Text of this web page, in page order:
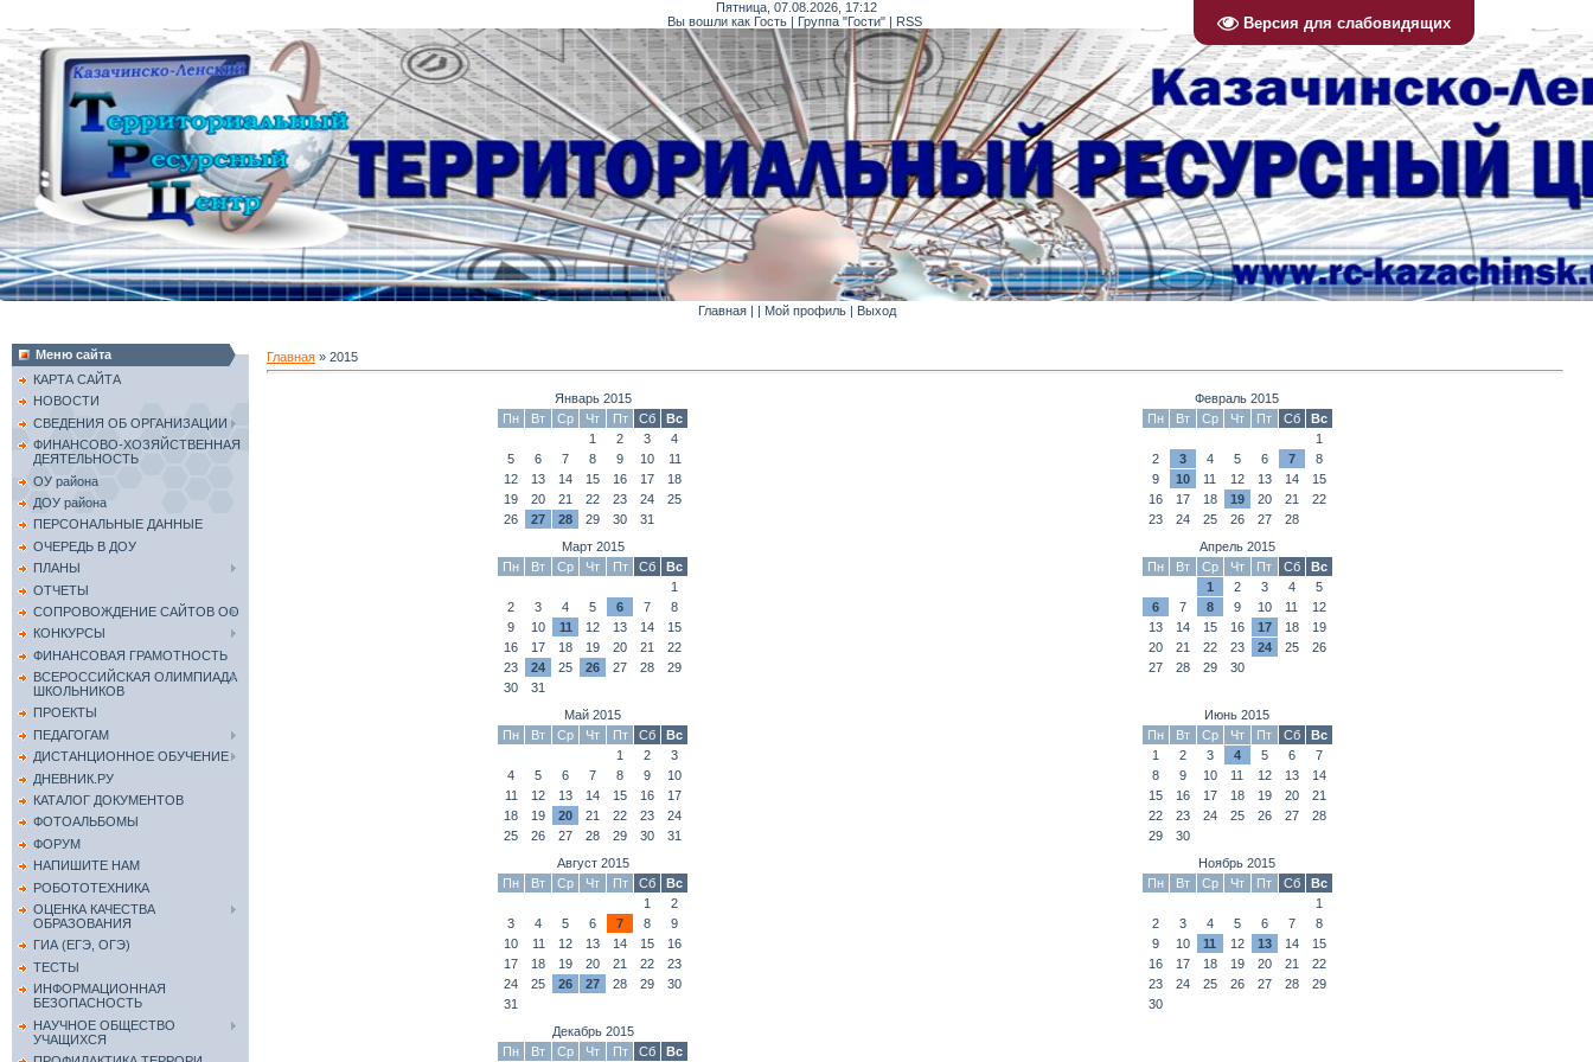
Версия для слабовидящих
Пятница, 07.08.2026, 17:12
Вы вошли как Гость | Группа "Гости" | RSS
Главная | | Мой профиль | Выход
Меню сайта
КАРТА САЙТА
НОВОСТИ
СВЕДЕНИЯ ОБ ОРГАНИЗАЦИИ
ФИНАНСОВО-ХОЗЯЙСТВЕННАЯ
ДЕЯТЕЛЬНОСТЬ
ОУ района
ДОУ района
ПЕРСОНАЛЬНЫЕ ДАННЫЕ
ОЧЕРЕДЬ В ДОУ
ПЛАНЫ
ОТЧЕТЫ
СОПРОВОЖДЕНИЕ САЙТОВ ОО
КОНКУРСЫ
ФИНАНСОВАЯ ГРАМОТНОСТЬ
ВСЕРОССИЙСКАЯ ОЛИМПИАДА
ШКОЛЬНИКОВ
ПРОЕКТЫ
ПЕДАГОГАМ
ДИСТАНЦИОННОЕ ОБУЧЕНИЕ
ДНЕВНИК.РУ
КАТАЛОГ ДОКУМЕНТОВ
ФОТОАЛЬБОМЫ
ФОРУМ
НАПИШИТЕ НАМ
РОБОТОТЕХНИКА
ОЦЕНКА КАЧЕСТВА
ОБРАЗОВАНИЯ
ГИА (ЕГЭ, ОГЭ)
ТЕСТЫ
ИНФОРМАЦИОННАЯ
БЕЗОПАСНОСТЬ
НАУЧНОЕ ОБЩЕСТВО
УЧАЩИХСЯ
Главная » 2015
Январь 2015
Пн
Вт Ср Чт Пт Сб
Вс
1
2 3
4
5
6 7 8 9 10
11
12
13 14 15 16 17
18
19
20 21 22 23 24
25
26
27 28 29 30 31
Февраль 2015
Пн
Вт Ср Чт Пт Сб
Вс
1
2
3 4 5 6 7
8
9
10 11 12 13 14
15
16
17 18 19 20 21
22
23
24 25 26 27
28
Март 2015
Пн
Вт Ср Чт Пт Сб
Вс
1
2
3 4 5 6 7
8
9
10 11 12 13 14
15
16
17 18 19 20 21
22
23
24 25 26 27 28
29
30
31
Апрель 2015
Пн
Вт Ср Чт Пт Сб
Вс
1
2 3 4
5
6
7 8 9 10 11
12
13
14 15 16 17 18
19
20
21 22 23 24 25
26
27
28 29 30
Май 2015
Пн
Вт Ср Чт Пт Сб
Вс
1
2
3
4
5 6 7 8 9
10
11
12 13 14 15 16
17
18
19 20 21 22 23
24
25
26 27 28 29 30 31
Июнь 2015
Пн
Вт Ср Чт Пт Сб
Вс
1
2 3 4 5 6
7
8
9 10 11 12 13
14
15
16 17 18 19 20
21
22
23 24 25 26 27
28
29
30
Август 2015
Пн
Вт Ср Чт Пт Сб
Вс
1
2
3
4 5 6 7 8
9
10
11 12 13 14 15
16
17
18 19 20 21 22
23
24
25 26 27 28 29
30
31
Ноябрь 2015
Пн
Вт Ср Чт Пт Сб
Вс
1
2
3 4 5 6 7
8
9
10 11 12 13 14
15
16
17 18 19 20 21
22
23
24 25 26 27 28
29
30
Декабрь 2015
Пн
Вт Ср Чт Пт Сб
Вс